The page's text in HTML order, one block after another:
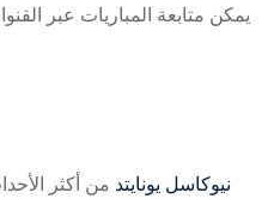
يمكن متابعة المباريات عبر
مباريات ‎نيوكاسل يونايتد من أكثر